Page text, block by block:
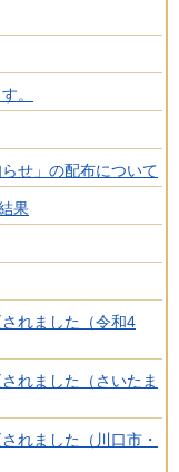
。
せ」の配布について
果
れました（令和4
れました（さいたま
れました（川口市・